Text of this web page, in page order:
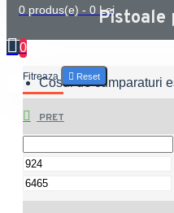
0 produs(e) - 0 Lei
0
Cosul de cumparaturi
Pistoale
Fitreaza Reset
PRET